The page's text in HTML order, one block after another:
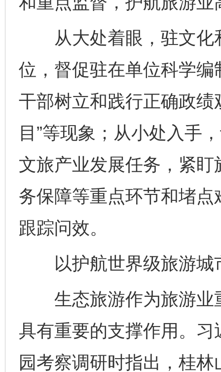
从大处着眼，驻文化
位，督促驻在单位科学编
干部树立和践行正确政绩
目”等现象；从小处入手
文旅产业发展任务，紧
务保障等重点环节和堵
跟踪问效。
以护航世界级旅游城
生态旅游作为旅游业
具有重要的支撑作用。
园考察调研时指出，桂